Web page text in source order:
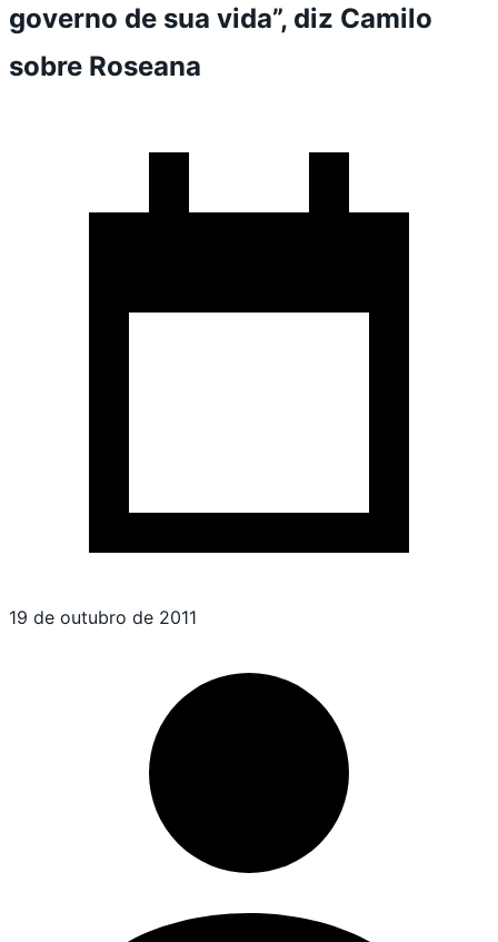
governo de sua vida”, diz Camilo
sobre Roseana
19 de outubro de 2011